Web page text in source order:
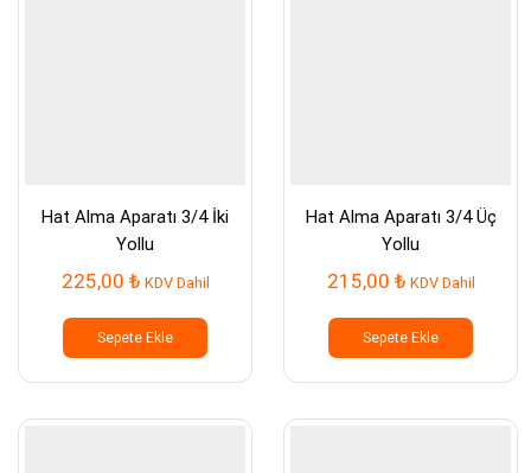
Hat Alma Aparatı 3/4 İki
Yollu
225,00 ₺ KDV Dahil
Sepete Ekle
Hat Alma Aparatı 3/4 Üç
Yollu
215,00 ₺ KDV Dahil
Sepete Ekle